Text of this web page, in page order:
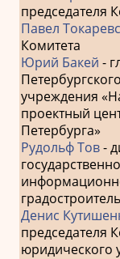
председателя
Павел
Комитета
Юрий Бакей -
учреждения
проектный
Петербурга»
Рудольф Тов-
Денис
председателя
юридического